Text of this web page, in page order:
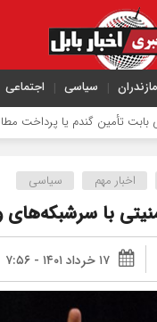
سیاسی اجتماعی
گندم یا پرداخت مطالبات وجود
اخبار مهم سیاسی
با
۱۷ خرداد ۱۴۰۱ - ۷:۵۶